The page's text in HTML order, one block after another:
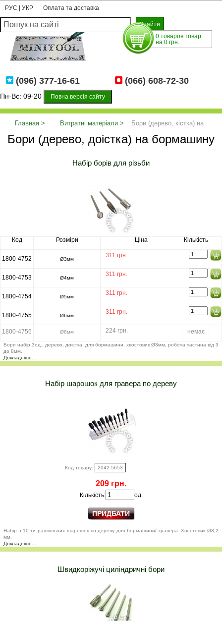
РУС УКР Оплата та доставка
0 товаров товар
на 0 грн.
(096) 377-16-61 (066) 608-72-30
Пн-Вс: 09-20 Повна версія сайту
Главная Витратні матеріали
Бори (дерево, кістка) на
бормашину
Бори (дерево, доістка) на бормашину
Набір борів для різьби
Код Розміри Ціна Кількість
1800-4752 Ø3мм
311 грн.
1800-4753 Ø4мм
311 грн.
1800-4754 Ø5мм
311 грн.
1800-4755 Ø6мм
311 грн.
1800-4756 Ø8мм 224 грн. немає
Бори набір 3од., дерево, доістка, для бормашини, хвостовик Ø3мм, робоча частина від 3
до 8мм.
Докладніше...
Набір шарошок для гравера по дереву
Код товару: 2042-5653
209 грн.
Кількість: од.
Набір з 10-ти рашпільних шарошок по дереву для бормашини/ гравера. Хвостовик Ø3,2
мм.
Докладніше...
Швидкоріжучі циліндричні бори